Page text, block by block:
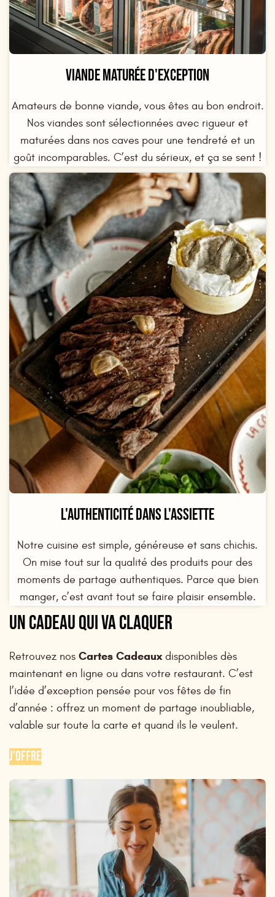
VIANDE MATURÉE D'EXCEPTION
Amateurs de bonne viande, vous êtes au bon endroit.
Nos viandes sont sélectionnées avec rigueur et
maturées dans nos caves pour une tendreté et un
goût incomparables. C’est du sérieux, et ça se sent !
L'AUTHENTICITÉ DANS L'ASSIETTE
Notre cuisine est simple, généreuse et sans chichis.
On mise tout sur la qualité des produits pour des
moments de partage authentiques. Parce que bien
manger, c’est avant tout se faire plaisir ensemble.
UN CADEAU QUI VA CLAQUER
Retrouvez nos Cartes Cadeauxdisponibles dès
maintenant en ligne ou dans votre restaurant. C’est
l’idée d’exception pensée pour vos fêtes de fin
d’année : offrez un moment de partage inoubliable,
valable sur toute la carte et quand ils le veulent.
J'OFFRE